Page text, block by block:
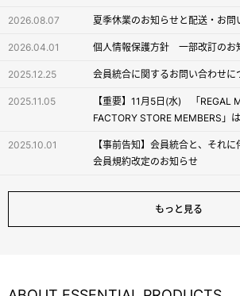
2026.08.07 夏季休業のお知らせと配送・お問
2026.04.01 個人情報保護方針 一部改訂のお
2025.12.25 会員統合に関するお問い合わせに
2025.11.05
【重要】11月5日(水) 「REGAL
FACTORY STORE MEMBERS」
2025.10.01
【事前告知】会員統合と、それ
会員規約改定のお知らせ
もっと見る